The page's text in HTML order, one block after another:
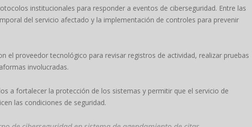
institucionales para responder a eventos de ciberseguridad. Entre las
del servicio afectado y la implementación de controles para prevenir
el proveedor tecnológico para revisar registros de actividad, realizar pruebas
involucradas.
a fortalecer la protección de los sistemas y permitir que el servicio de
las condiciones de seguridad.